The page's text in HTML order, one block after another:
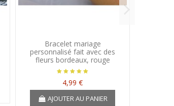
Bracelet mariage
personnalisé fait avec des
fleurs bordeaux, rouge
4,99 €
AJOUTER AU PANIER